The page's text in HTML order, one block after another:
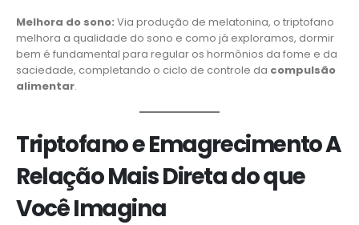
Melhora do sono: Via produção de melatonina, o triptofano
melhora a qualidade do sono e como já exploramos, dormir
bem é fundamental para regular os hormônios da fome e da
saciedade, completando o ciclo de controle da compulsão
alimentar.
Triptofano e Emagrecimento A
Relação Mais Direta do que
Você Imagina